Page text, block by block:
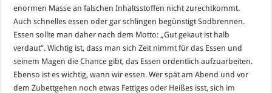
enormen Masse an falschen Inhaltsstoffen nicht zurechtkommt.
Auch schnelles essen oder gar schlingen begünstigt Sodbrennen.
Essen sollte man daher nach dem Motto: „Gut gekaut ist halb
verdaut“. Wichtig ist, dass man sich Zeit nimmt für das Essen und
seinem Magen die Chance gibt, das Essen ordentlich aufzuarbeiten.
Ebenso ist es wichtig, wann wir essen. Wer spät am Abend und vor
dem Zubettgehen noch etwas Fettiges oder Heißes isst, sich im